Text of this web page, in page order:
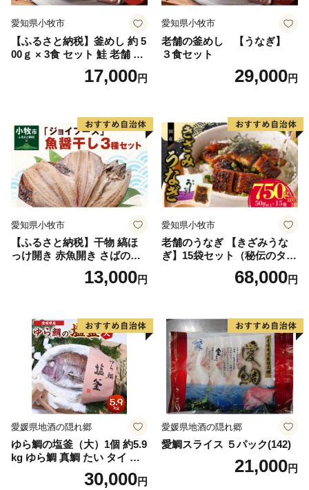
愛知県小牧市
【ふるさと納税】釜めし 約 5
00ｇ × 3食 セット 鮭 老舗 急
速冷凍 レンチン 時短 簡単調
理 食品 加工品 海鮮 手作り
り寄せグルメ 愛知県 小牧市
送料無料
17,000円
愛知県小牧市
老舗の釜めし 【うなぎ】
３食セット
29,000円
愛知県小牧市
【ふるさと納税】干物 縞ほ
っけ開き 赤魚開き さばの開
き 魚醤干し 3種 セット 詰め
合わせ 魚 おかず 肉厚 おいし
取り寄せグルメ 魚醤 ナンプ
ラー 愛知県 小牧市 冷凍 送料
13,000円
愛知県小牧市
老舗のうなぎ 【きざみうな
ぎ】15袋セット（秘伝のタレ
68,000円
愛媛県地酒の隠れ郷
ゆら鯛の塩釜（大）1個 約5.9
kg ゆら鯛 真鯛 たい タイ 鯛
塩釜焼き 塩釜 魚 魚介類 海鮮
祝い事 お祝い ハレの日 食品
30,000円
愛媛県地酒の隠れ郷
愛鯛スライス ５パック(142)
21,000円